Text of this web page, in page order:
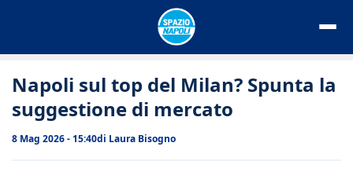
Napoli sul top del Milan? Spunta la
suggestione di mercato
8 Mag 2026 - 15:40di Laura Bisogno